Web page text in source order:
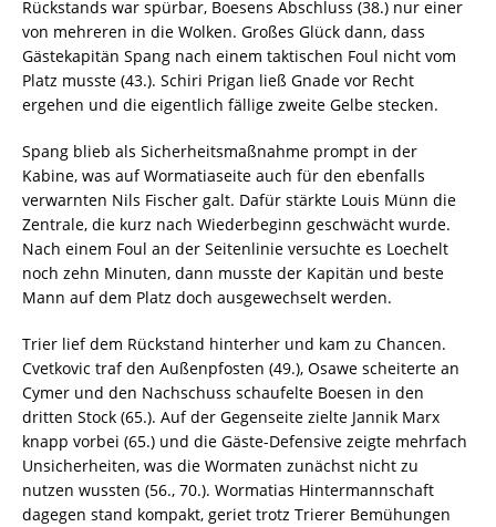
Rückstands war spürbar, Boesens Abschluss (38.) nur einer
von mehreren in die Wolken. Großes Glück dann, dass
Gästekapitän Spang nach einem taktischen Foul nicht vom
Platz musste (43.). Schiri Prigan ließ Gnade vor Recht
ergehen und die eigentlich fällige zweite Gelbe stecken.
Spang blieb als Sicherheitsmaßnahme prompt in der
Kabine, was auf Wormatiaseite auch für den ebenfalls
verwarnten Nils Fischer galt. Dafür stärkte Louis Münn die
Zentrale, die kurz nach Wiederbeginn geschwächt wurde.
Nach einem Foul an der Seitenlinie versuchte es Loechelt
noch zehn Minuten, dann musste der Kapitän und beste
Mann auf dem Platz doch ausgewechselt werden.
Trier lief dem Rückstand hinterher und kam zu Chancen.
Cvetkovic traf den Außenpfosten (49.), Osawe scheiterte an
Cymer und den Nachschuss schaufelte Boesen in den
dritten Stock (65.). Auf der Gegenseite zielte Jannik Marx
knapp vorbei (65.) und die Gäste-Defensive zeigte mehrfach
Unsicherheiten, was die Wormaten zunächst nicht zu
nutzen wussten (56., 70.). Wormatias Hintermannschaft
dagegen stand kompakt, geriet trotz Trierer Bemühungen